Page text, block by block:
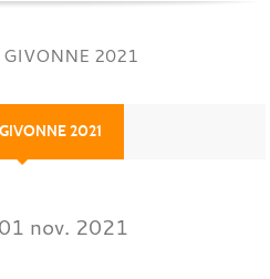
GIVONNE 2021
2021
01 nov. 2021